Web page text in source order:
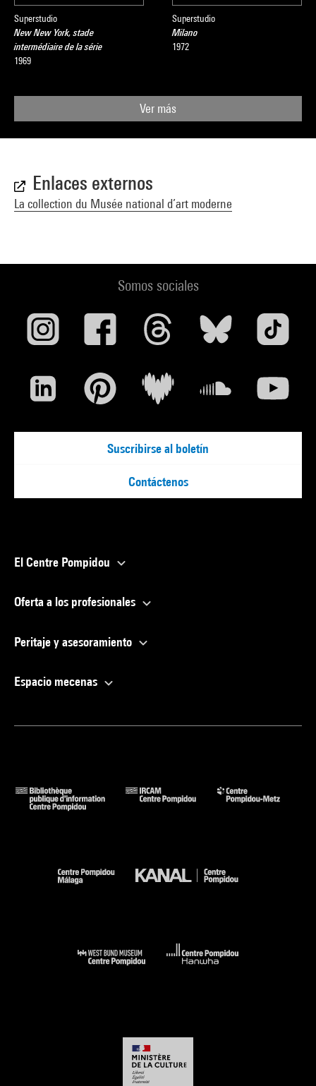
Superstudio
New New York, stade
intermédiaire de la série
1969
Superstudio
Milano
1972
Ver más
Enlaces externos
La collection du Musée national d’art moderne
Somos sociales
Suscribirse al boletín
Contáctenos
El Centre Pompidou
Oferta a los profesionales
Peritaje y asesoramiento
Espacio mecenas